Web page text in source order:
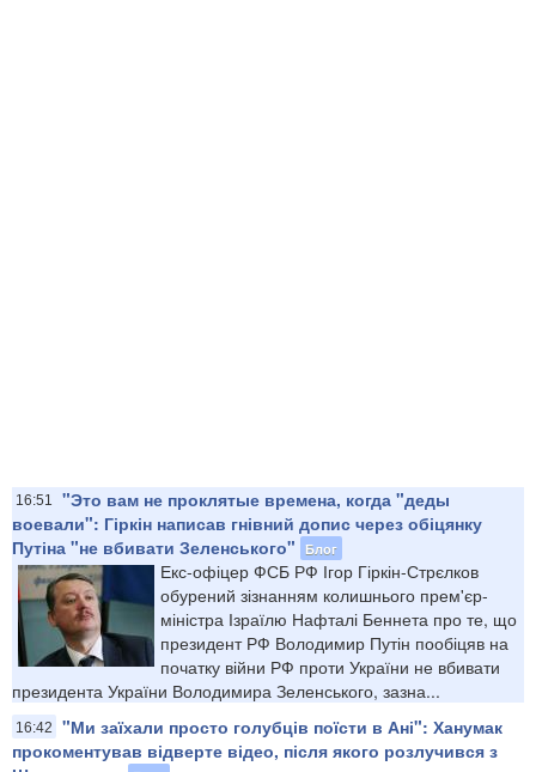
16:51
"Это вам не проклятые времена, когда "деды
воевали": Гіркін написав гнівний допис через обіцянку
Путіна "не вбивати Зеленського"
Блог
Екс-офіцер ФСБ РФ Ігор Гіркін-Стрєлков
обурений зізнанням колишнього прем'єр-
міністра Ізраїлю Нафталі Беннета про те, що
президент РФ Володимир Путін пообіцяв на
початку війни РФ проти України не вбивати
президента України Володимира Зеленського, зазна...
16:42
"Ми заїхали просто голубців поїсти в Ані": Ханумак
прокоментував відверте відео, після якого розлучився з